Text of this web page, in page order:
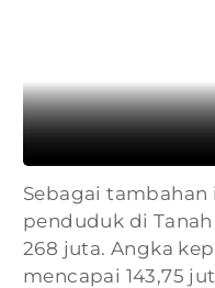
Sebagai
penduduk di
268 juta. Angka
mencapai 143,75